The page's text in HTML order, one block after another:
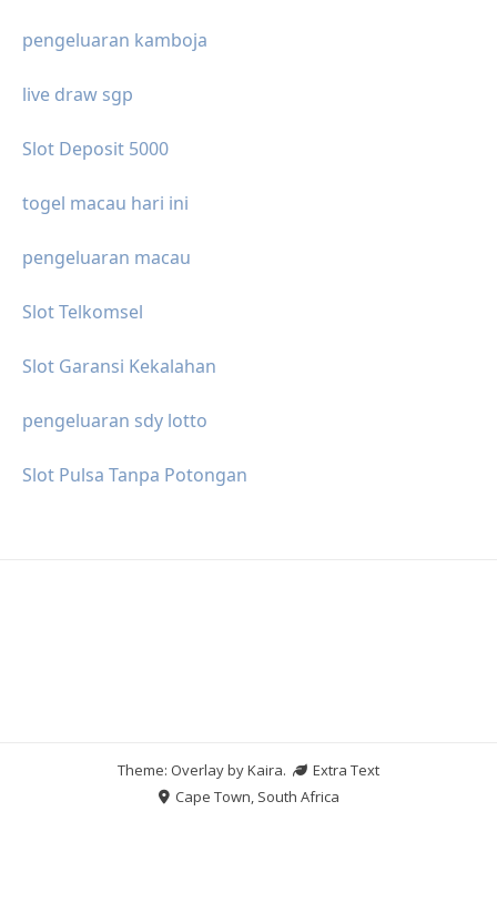
pengeluaran kamboja
live draw sgp
Slot Deposit 5000
togel macau hari ini
pengeluaran macau
Slot Telkomsel
Slot Garansi Kekalahan
pengeluaran sdy lotto
Slot Pulsa Tanpa Potongan
Theme: Overlay byKaira.
Extra Text
Cape Town, South Africa